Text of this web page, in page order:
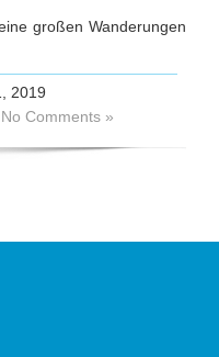
großen Wanderungen
2019
No Comments »